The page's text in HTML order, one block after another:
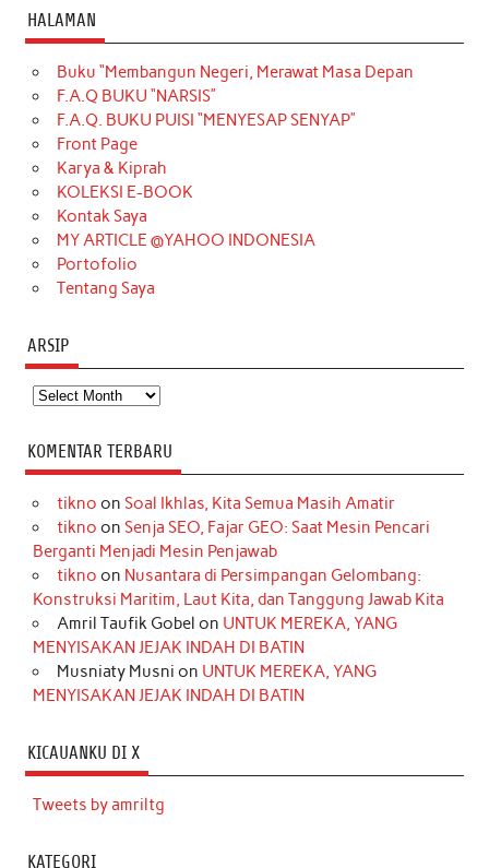
c
e
b
o
o
k
t
a
g
r
a
m
T
o
k
t
e
r
k
e
d
t
t
e
T
u
b
HALAMAN
Buku “Membangun Negeri, Merawat Masa Depan
F.A.Q BUKU “NARSIS”
F.A.Q. BUKU PUISI “MENYESAP SENYAP”
Front Page
Karya & Kiprah
KOLEKSI E-BOOK
Kontak Saya
MY ARTICLE @YAHOO INDONESIA
Portofolio
Tentang Saya
ARSIP
Arsip
KOMENTAR TERBARU
tikno on Soal Ikhlas, Kita Semua Masih Amatir
tikno on Senja SEO, Fajar GEO: Saat Mesin Pencari
Berganti Menjadi Mesin Penjawab
tikno on Nusantara di Persimpangan Gelombang:
Konstruksi Maritim, Laut Kita, dan Tanggung Jawab Kita
Amril Taufik Gobel on UNTUK MEREKA, YANG
MENYISAKAN JEJAK INDAH DI BATIN
Musniaty Musni on UNTUK MEREKA, YANG
MENYISAKAN JEJAK INDAH DI BATIN
KICAUANKU DI X
Tweets by amriltg
KATEGORI